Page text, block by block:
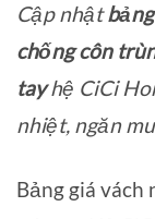
Cập nhật
chống côn
tayhệ CiCi
nhiệt, ngăn
Bảng giá vách